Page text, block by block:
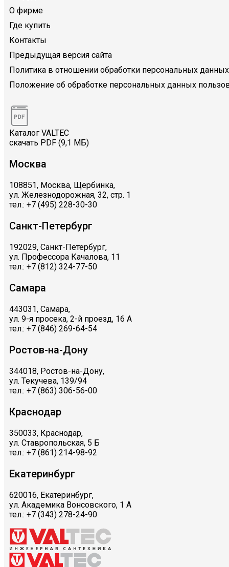
О фирме
Где купить
Контакты
Предыдущая версия сайта
Политика в отношении обработки персональных данных
Положение об обработке персональных данных
Каталог VALTEC
скачать PDF (9,1 МБ)
Москва
108851, Москва, Щербинка,
ул. Железнодорожная, 32, стр. 1
тел.: +7 (495) 228-30-30
Санкт-Петербург
192029, Санкт-Петербург,
ул. Профессора Качалова, 11
тел.: +7 (812) 324-77-50
Самара
443031, Самара,
ул. 9-я просека, 2-й проезд, 16 А
тел.: +7 (846) 269-64-54
Ростов-на-Дону
344018, Ростов-на-Дону,
ул. Текучева, 139/94
тел.: +7 (863) 306-56-00
Краснодар
350033, Краснодар,
ул. Ставропольская, 5 Б
тел.: +7 (861) 214-98-92
Екатеринбург
620016, Екатеринбург,
ул. Академика Вонсовского, 1 А
тел.: +7 (343) 278-24-90